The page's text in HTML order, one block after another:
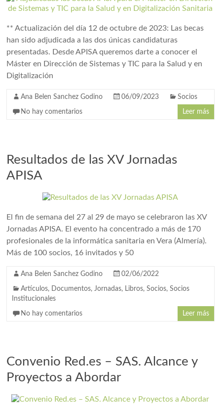
** Actualización del día 12 de octubre de 2023: Las becas
han sido adjudicada a las dos únicas candidaturas
presentadas. Desde APISA queremos darte a conocer el
Máster en Dirección de Sistemas y TIC para la Salud y en
Digitalización
Ana Belen Sanchez Godino 06/09/2023 Socios
No hay comentarios Leer más
Resultados de las XV Jornadas
APISA
El fin de semana del 27 al 29 de mayo se celebraron las XV
Jornadas APISA. El evento ha concentrado a más de 170
profesionales de la informática sanitaria en Vera (Almería).
Más de 100 socios, 16 invitados y 50
Ana Belen Sanchez Godino 02/06/2022
Artículos, Documentos,Jornadas, Libros,Socios,Socios
Institucionales
No hay comentarios Leer más
Convenio Red.es – SAS. Alcance y
Proyectos a Abordar